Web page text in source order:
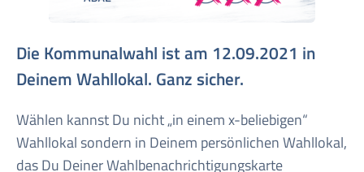
Die Kommunalwahl ist am 12.09.2021 in
Deinem Wahllokal. Ganz sicher.
Wählen kannst Du nicht „in einem x-beliebigen“
Wahllokal sondern in Deinem persönlichen Wahllokal,
das Du Deiner Wahlbenachrichtigungskarte